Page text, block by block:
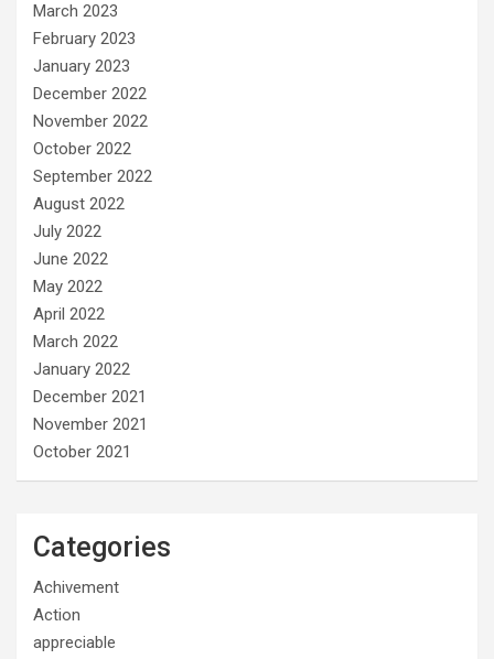
March 2023
February 2023
January 2023
December 2022
November 2022
October 2022
September 2022
August 2022
July 2022
June 2022
May 2022
April 2022
March 2022
January 2022
December 2021
November 2021
October 2021
Categories
Achivement
Action
appreciable